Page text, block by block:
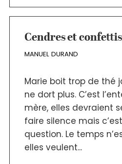
Cendres et confettis
MANUEL DURAND
Marie boit trop de thé
ne dort plus. C’est
mère, elles devraient
faire silence mais
question. Le temps
elles veulent...